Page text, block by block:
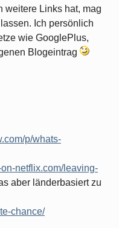
weitere Links hat, mag
Ich persönlich
wie GooglePlus,
Blogeintrag
p/whats-
netflix.com/leaving-
aber länderbasiert zu
chance/